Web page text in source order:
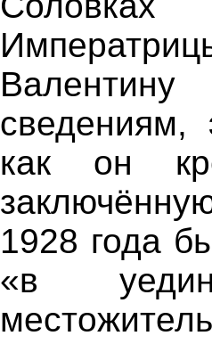
сведениям,
как он
1928 года
«в